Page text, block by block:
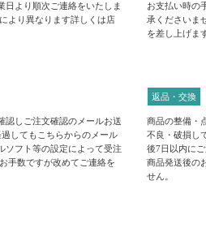
日より順次ご連絡をいたしま
より異なります詳しくは店
お支払い時の
承くださいま
を差し上げま
認しご注文確認のメールお送
してもこちらからのメール
ソフト等の設定によって受注
手数ですが改めてご連絡を
返品・交換
商品の整備・
不良・破損し
後7日以内に
商品発送後の
せん。